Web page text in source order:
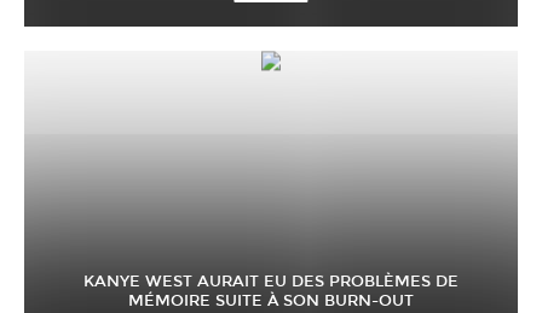
KANYE WEST AURAIT EU DES PROBLÈMES DE
MÉMOIRE SUITE À SON BURN-OUT